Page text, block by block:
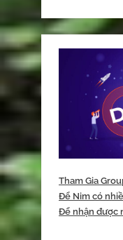
Tham Gia
Để Nim có
Để nhận được